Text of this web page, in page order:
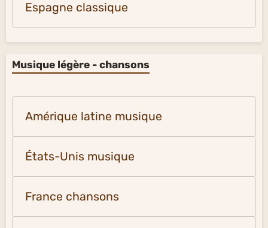
Espagne classique
Musique légère - chansons
Amérique latine musique
États-Unis musique
France chansons